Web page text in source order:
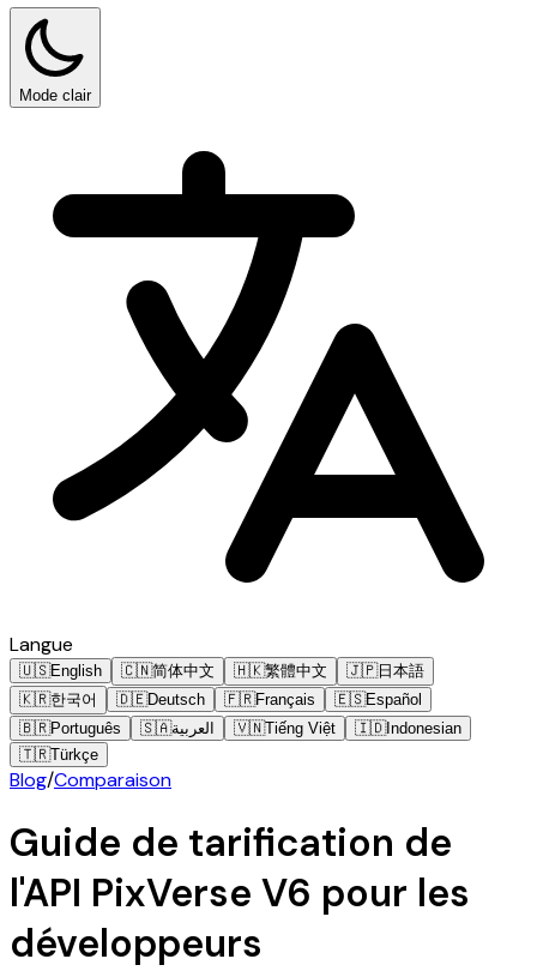
Mode clair
Langue
🇺🇸English 🇨🇳简体中文 🇭🇰繁體中文 🇯🇵日本語
🇰🇷한국어 🇩🇪Deutsch 🇫🇷Français 🇪🇸Español
🇧🇷Português 🇸🇦العربية 🇻🇳Tiếng Việt 🇮🇩Indonesian
🇹🇷Türkçe
Blog/Comparaison
Guide de tarification de
l'API PixVerse V6 pour les
développeurs